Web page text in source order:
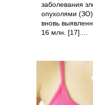
заболевания
опухолями
вновь
16 млн. [17]....